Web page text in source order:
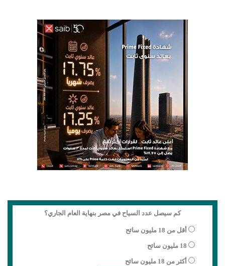
كم سيصل عدد السياح في مصر بنهاية العام الجاري؟
أقل من 18 مليون سائح
18 مليون سائح
أكثر من 18 مليون سائح